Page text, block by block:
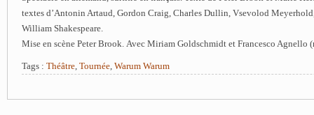
textes d’Antonin Artaud, Gordon Craig, Charles Dullin, Vsevolod
William Shakespeare.
Mise en scène Peter Brook. Avec Miriam Goldschmidt et Francesco Agnello
Tags : Théâtre Tournée Warum Warum